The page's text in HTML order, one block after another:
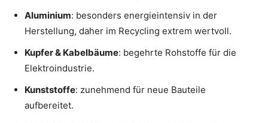
Aluminium: besonders energieintensiv in der
Herstellung, daher im Recycling extrem wertvoll.
Kupfer & Kabelbäume: begehrte Rohstoffe für die
Elektroindustrie.
Kunststoffe: zunehmend für neue Bauteile
aufbereitet.